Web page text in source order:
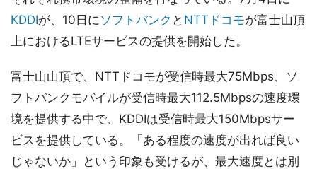
KDDIが、10日にソフトバンク と NTTドコモが富士山頂
上におけるLTEサービスの提供を開始した。
富士山山頂で、NTTドコモが受信時最大75Mbps、ソ
フトバンクモバイルが受信時最大112.5Mbpsの速度環
境を提供する中で、KDDIは受信時最大150Mbpsサー
ビスを提供している。「ある程度の速度が出れば良い
じゃないか」という印象も受けるが、最大速度とは別